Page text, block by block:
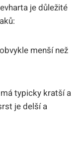
je důležité
menší než
typicky kratší a
je delší a